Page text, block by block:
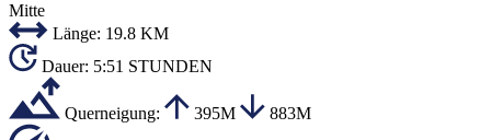
Mitte
Länge: 19.8 KM
Dauer: 5:51 STUNDEN
Querneigung: 395M 883M